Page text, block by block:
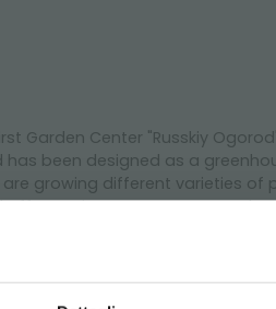
Garden Center "Russkiy
been designed as a
growing different varieties
to its customers more
design of our benches
these elements were created